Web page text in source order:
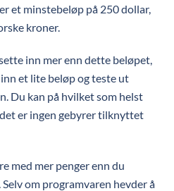
et minstebeløp på 250 dollar,
kroner.
inn mer enn dette beløpet,
et lite beløp og teste ut
Du kan på hvilket som helst
er ingen gebyrer tilknyttet
med mer penger enn du
om programvaren hevder å